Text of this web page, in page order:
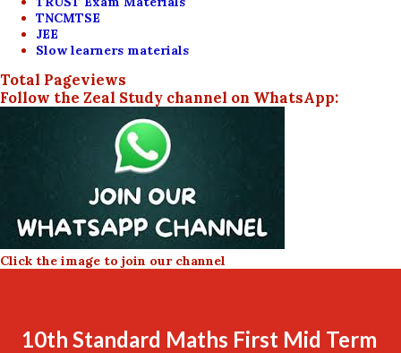
TNCMTSE
JEE
Slow learners materials
Total Pageviews
Follow the Zeal Study channel on WhatsApp:
Click the image to join our channel
10th Standard Maths First Mid Term